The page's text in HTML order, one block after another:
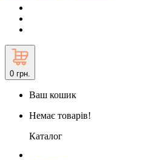
0 грн.
Ваш кошик
Немає товарів!
Каталог